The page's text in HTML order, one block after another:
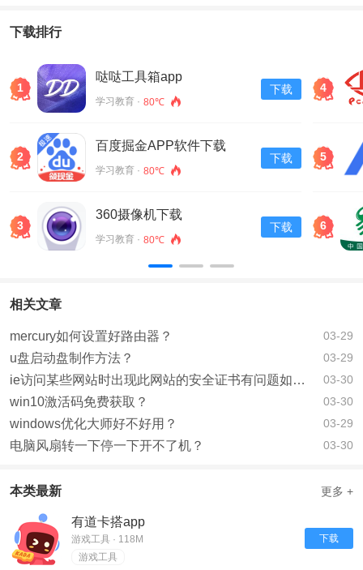
下载排行
1
哒哒工具箱app
学习教育 · 80℃
下载
2
百度掘金APP软件下载
学习教育 · 80℃
下载
3
360摄像机下载
学习教育 · 80℃
下载
4
5
6
相关文章
mercury如何设置好路由器？ 03-29
u盘启动盘制作方法？ 03-29
ie访问某些网站时出现此网站的安全证书有问题如何解决？ 03-30
win10激活码免费获取？ 03-30
windows优化大师好不好用？ 03-29
电脑风扇转一下停一下开不了机？ 03-30
本类最新 更多 +
有道卡搭app
游戏工具 · 118M
游戏工具
下载